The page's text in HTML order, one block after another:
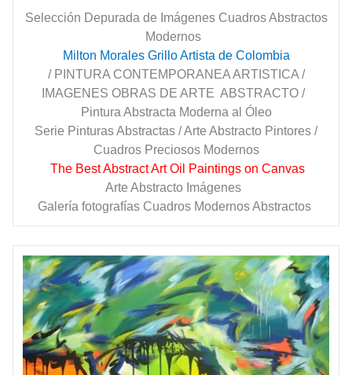
Selección Depurada de Imágenes Cuadros Abstractos
Modernos
Milton Morales Grillo Artista de Colombia
/ PINTURA CONTEMPORANEA ARTISTICA /
IMAGENES OBRAS DE ARTE ABSTRACTO /
Pintura Abstracta Moderna al Óleo
Serie Pinturas Abstractas / Arte Abstracto Pintores /
Cuadros Preciosos Modernos
The Best Abstract Art Oil Paintings on Canvas
Arte Abstracto Imágenes
Galería fotografías Cuadros Modernos Abstractos